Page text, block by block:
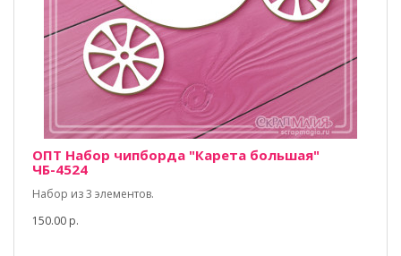
ОПТ Набор чипборда "Карета большая"
ЧБ-4524
Набор из 3 элементов.
150.00 р.